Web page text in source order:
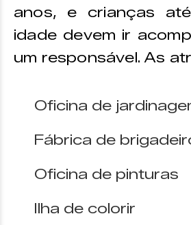
anos, e crianças
idade devem ir
um responsável. As
Oficina de
Fábrica de
Oficina de pinturas
Ilha de colorir